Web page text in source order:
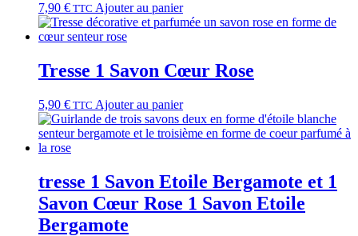
7,90 € TTC Ajouter au panier
Tresse 1 Savon Cœur Rose
5,90 € TTC Ajouter au panier
tresse 1 Savon Etoile Bergamote et 1
Savon Cœur Rose 1 Savon Etoile
Bergamote